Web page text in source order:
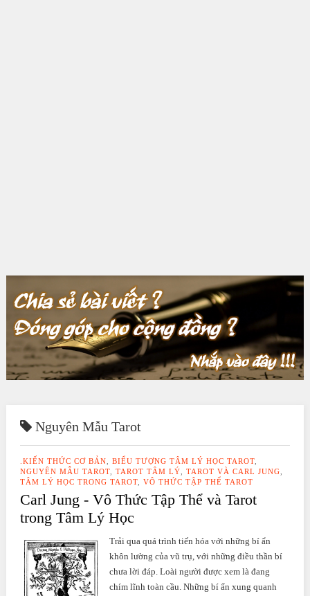
Nguyên Mẫu Tarot
.KIẾN THỨC CƠ BẢN, BIỂU TƯỢNG TÂM LÝ HỌC TAROT,
NGUYÊN MẪU TAROT, TAROT TÂM LÝ, TAROT VÀ CARL JUNG,
TÂM LÝ HỌC TRONG TAROT, VÔ THỨC TẬP THỂ TAROT
Carl Jung - Vô Thức Tập Thể và Tarot
trong Tâm Lý Học
Trải qua quá trình tiến hóa với những bí ẩn
khôn lường của vũ trụ, với những điều thần bí
chưa lời đáp. Loài người được xem là đang
chím lĩnh toàn cầu. Những bí ẩn xung quanh